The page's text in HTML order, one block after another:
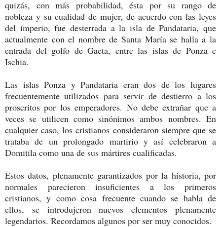
quizás, con más probabilidad, ésta por su rango de
nobleza y su cualidad de mujer, de acuerdo con las leyes
del imperio, fue desterrada a la isla de Pandataria, que
actualmente con el nombre de Santa María se halla a la
entrada del golfo de Gaeta, entre las islas de Ponza e
Ischia.
Las islas Ponza y Pandataria eran dos de los lugares
frecuentemente utilizados para servir de destierro a los
proscritos por los emperadores. No debe extrañar que a
veces se utilicen como sinónimos ambos nombres. En
cualquier caso, los cristianos consideraron siempre que se
trataba de un prolongado martirio y así celebraron a
Domitila como una de sus mártires cualificadas.
Estos datos, plenamente garantizados por la historia, por
normales parecieron insuficientes a los primeros
cristianos, y como cosa frecuente cuando se habla de
ellos, se introdujeron nuevos elementos plenamente
legendarios. Recordamos algunos por ser muy conocidos.